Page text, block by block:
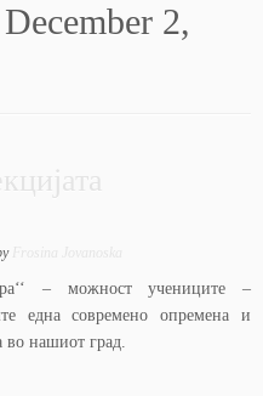
December 2,
– можност учениците –
една современо опремена и
во нашиот град.